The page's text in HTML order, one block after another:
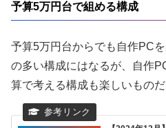
予算5万円台で組める構成
予算5万円台からでも自作PC
の多い構成にはなるが、自作
算で考える構成も楽しいものだ